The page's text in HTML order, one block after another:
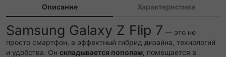
Описание Характеристики
Samsung Galaxy Z Flip 7 — это не
просто смартфон, а эффектный гибрид дизайна, технологий
и удобства. Он складывается пополам , помещается в